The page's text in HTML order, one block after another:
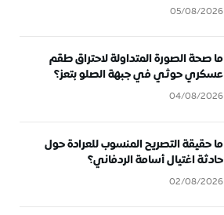
05/08/2026
ما صحة الصورة المتداولة لاحتراق طقم
عسكري حوثي في جبهة الصلو بتعز؟
04/08/2026
ما حقيقة التصريح المنسوب للعرادة حول
حادثة اغتيال أسامة الردفاني؟
02/08/2026